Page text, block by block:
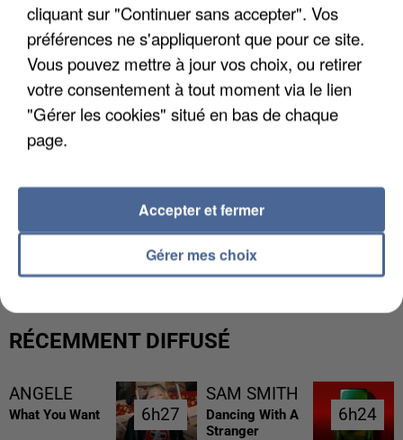
UNE TOURISTE DE L’OISE EMPORTÉE PAR UNE
COULÉE DE BOUE EN HAUTE-SAVOIE
RÉCEMMENT DIFFUSÉ
ANGELE
What You Want 6h27
6h27
SAM SMITH
Dancing With A
Stranger
6h24
6h24
cliquant sur "Continuer sans accepter". Vos
préférences ne s'appliqueront que pour ce site.
Vous pouvez mettre à jour vos choix, ou retirer
votre consentement à tout moment via le lien
"Gérer les cookies" situé en bas de chaque
page.
Gérer mes choix
Accepter et fermer